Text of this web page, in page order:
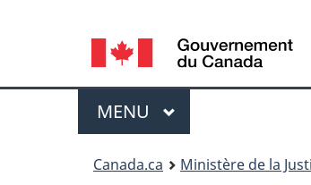
Language
selection
Menu
MENU PRINCIPAL
Canada.ca Ministère de la